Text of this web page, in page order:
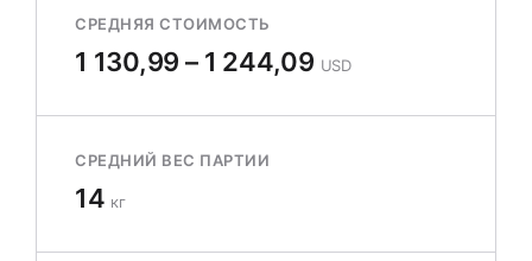
СРЕДНЯЯ СТОИМОСТЬ
1 130,99 – 1 244,09 USD
СРЕДНИЙ ВЕС ПАРТИИ
14 кг